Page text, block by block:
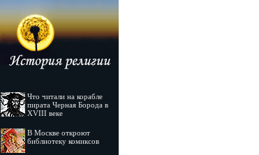
Что читали на корабле
пирата Черная Борода в
XVIII веке
В Москве откроют
библиотеку комиксов